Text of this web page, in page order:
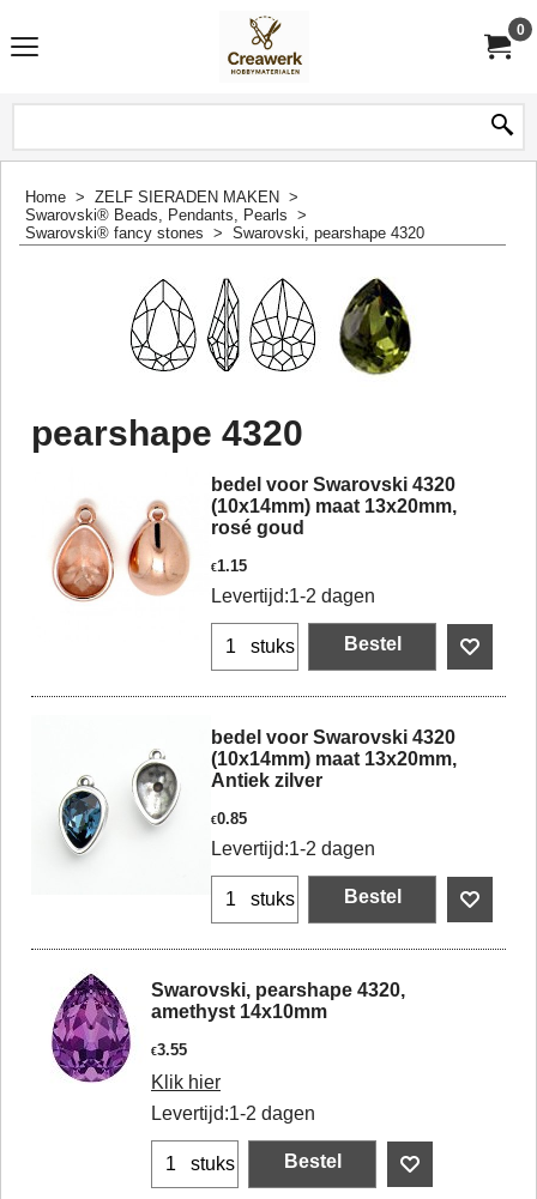
0
Home > ZELF SIERADEN MAKEN >
Swarovski® Beads, Pendants, Pearls >
Swarovski® fancy stones > Swarovski, pearshape 4320
pearshape 4320
bedel voor Swarovski 4320
(10x14mm) maat 13x20mm,
rosé goud
€1.15
Levertijd:1-2 dagen
stuks Bestel
bedel voor Swarovski 4320
(10x14mm) maat 13x20mm,
Antiek zilver
€0.85
Levertijd:1-2 dagen
stuks Bestel
Swarovski, pearshape 4320,
amethyst 14x10mm
€3.55
Klik hier
Levertijd:1-2 dagen
stuks Bestel